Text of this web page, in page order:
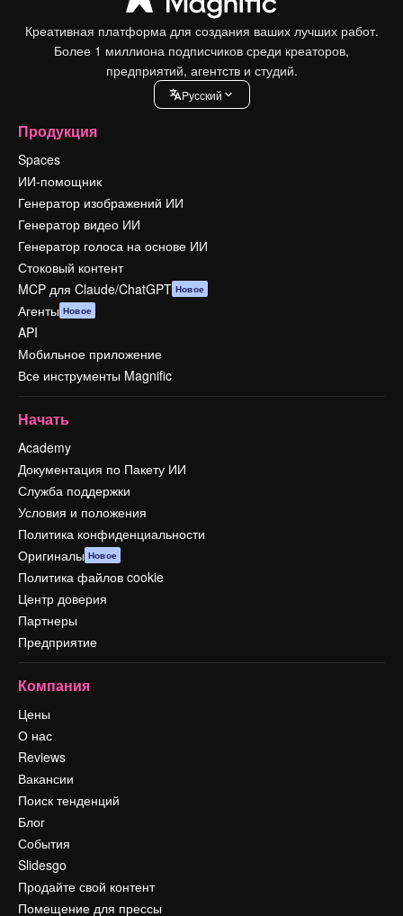
Креативная платформа для создания ваших лучших работ.
Более 1 миллиона подписчиков среди креаторов,
предприятий, агентств и студий.
Pусский
Продукция
Spaces
ИИ-помощник
Генератор изображений ИИ
Генератор видео ИИ
Генератор голоса на основе ИИ
Стоковый контент
MCP для Claude/ChatGPT Новое
Агенты Новое
API
Мобильное приложение
Все инструменты Magnific
Начать
Academy
Документация по Пакету ИИ
Служба поддержки
Условия и положения
Политика конфиденциальности
Оригиналы Новое
Политика файлов cookie
Центр доверия
Партнеры
Предприятие
Компания
Цены
О нас
Reviews
Вакансии
Поиск тенденций
Блог
События
Slidesgo
Продайте свой контент
Помещение для прессы